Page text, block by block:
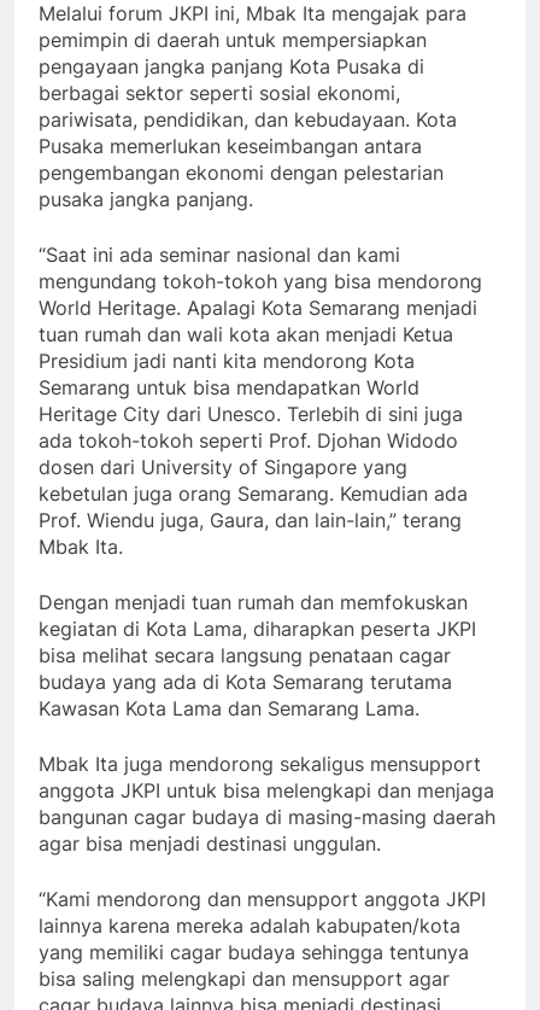
Melalui forum JKPI ini, Mbak Ita mengajak para
pemimpin di daerah untuk mempersiapkan
pengayaan jangka panjang Kota Pusaka di
berbagai sektor seperti sosial ekonomi,
pariwisata, pendidikan, dan kebudayaan. Kota
Pusaka memerlukan keseimbangan antara
pengembangan ekonomi dengan pelestarian
pusaka jangka panjang.
“Saat ini ada seminar nasional dan kami
mengundang tokoh-tokoh yang bisa mendorong
World Heritage. Apalagi Kota Semarang menjadi
tuan rumah dan wali kota akan menjadi Ketua
Presidium jadi nanti kita mendorong Kota
Semarang untuk bisa mendapatkan World
Heritage City dari Unesco. Terlebih di sini juga
ada tokoh-tokoh seperti Prof. Djohan Widodo
dosen dari University of Singapore yang
kebetulan juga orang Semarang. Kemudian ada
Prof. Wiendu juga, Gaura, dan lain-lain,” terang
Mbak Ita.
Dengan menjadi tuan rumah dan memfokuskan
kegiatan di Kota Lama, diharapkan peserta JKPI
bisa melihat secara langsung penataan cagar
budaya yang ada di Kota Semarang terutama
Kawasan Kota Lama dan Semarang Lama.
Mbak Ita juga mendorong sekaligus mensupport
anggota JKPI untuk bisa melengkapi dan menjaga
bangunan cagar budaya di masing-masing daerah
agar bisa menjadi destinasi unggulan.
“Kami mendorong dan mensupport anggota JKPI
lainnya karena mereka adalah kabupaten/kota
yang memiliki cagar budaya sehingga tentunya
bisa saling melengkapi dan mensupport agar